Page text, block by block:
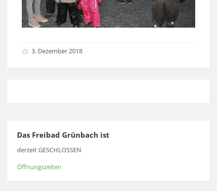
3. Dezember 2018
Das Freibad Grünbach ist
derzeit GESCHLOSSEN
Öffnungszeiten